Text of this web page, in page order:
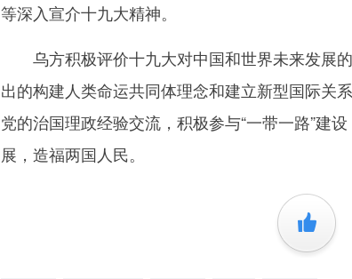
等深入宣介十九大精神。
乌方积极评价十九大对中国和世界未来发展
出的构建人类命运共同体理念和建立新型国际关
党的治国理政经验交流，积极参与“一带一路”建
展，造福两国人民。
+1